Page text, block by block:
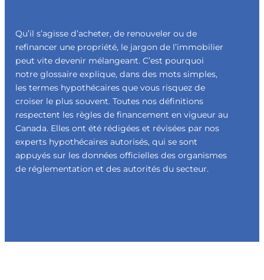
Qu’il s’agisse d’acheter, de renouveler ou de
refinancer une propriété, le jargon de l’immobilier
peut vite devenir mélangeant. C’est pourquoi
notre glossaire explique, dans des mots simples,
les termes hypothécaires que vous risquez de
croiser le plus souvent. Toutes nos définitions
respectent les règles de financement en vigueur au
Canada. Elles ont été rédigées et révisées par nos
experts hypothécaires autorisés, qui se sont
appuyés sur les données officielles des organismes
de réglementation et des autorités du secteur.